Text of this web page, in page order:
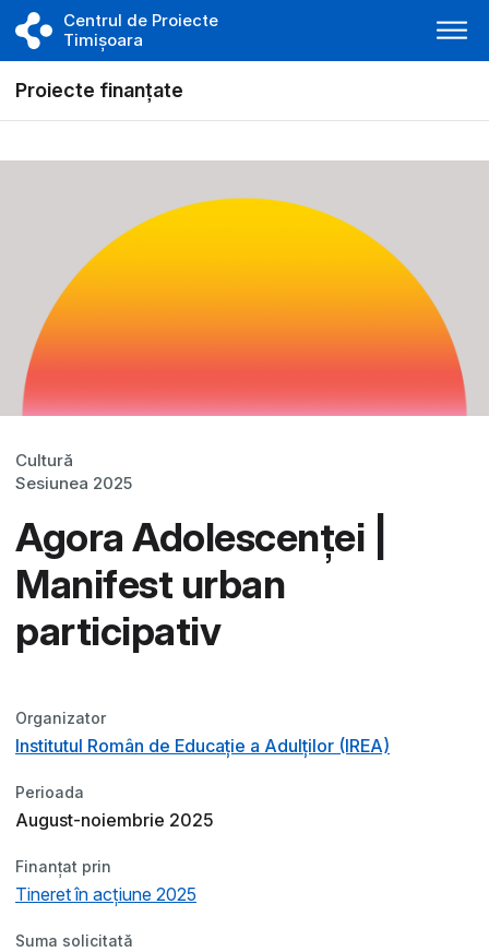
Centrul de Proiecte
Timișoara
Proiecte finanțate
Cultură
Sesiunea 2025
Agora Adolescenței |
Manifest urban
participativ
Organizator
Institutul Român de Educație a Adulților (IREA)
Perioada
August-noiembrie 2025
Finanțat prin
Tineret în acțiune 2025
Suma solicitată